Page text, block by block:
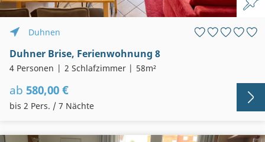
Duhnen
Duhner Brise, Ferienwohnung 8
4 Personen 2 Schlafzimmer 58m²
ab 580,00 €
bis 2 Pers. / 7 Nächte